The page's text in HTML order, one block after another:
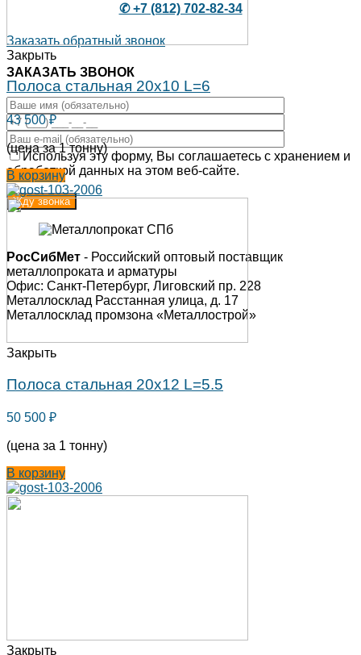
✆ +7 (812) 702-82-34
Заказать обратный звонок
ЗАКАЗАТЬ ЗВОНОК
Используя эту форму, Вы соглашаетесь с хранением и
обработкой данных на этом веб-сайте.
РосСибМет - Российский оптовый поставщик
металлопроката и арматуры
Офис: Санкт-Петербург, Лиговский пр. 228
Металлосклад Расстанная улица, д. 17
Металлосклад промзона «Металлострой»
Закрыть
Полоса стальная 20х10 L=6
43 500₽
(цена за 1 тонну)
В корзину
Закрыть
Полоса стальная 20х12 L=5.5
50 500 ₽
(цена за 1 тонну)
В корзину
Закрыть